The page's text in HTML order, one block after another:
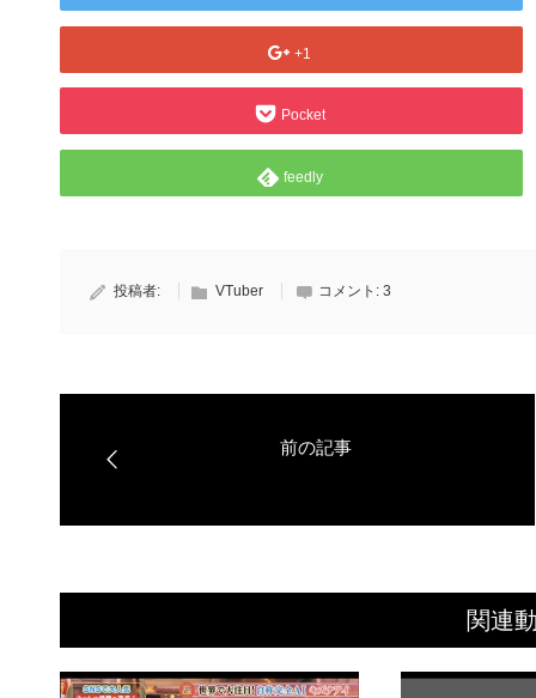
+1
Pocket
feedly
投稿者: VTuber コメント: 3
関連